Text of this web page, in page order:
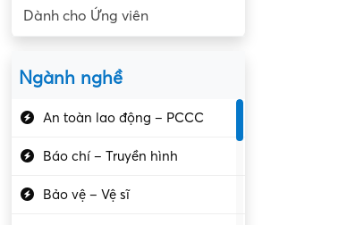
Dành cho Ứng viên
Ngành nghề
An toàn lao động – PCCC
Báo chí – Truyền hình
Bảo vệ – Vệ sĩ